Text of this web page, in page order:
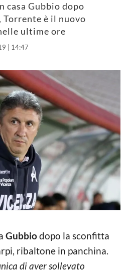
casa Gubbio dopo
è il nuovo
ultime ore
| 14:47
Gubbiodopo la sconfitta
ribaltone in panchina.
di aver sollevato